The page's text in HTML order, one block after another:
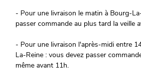
- Pour une livraison le matin à Bourg-
passer commande au plus tard la veille
- Pour une livraison l'après-midi entre
La-Reine : vous devez passer
même avant 11h.